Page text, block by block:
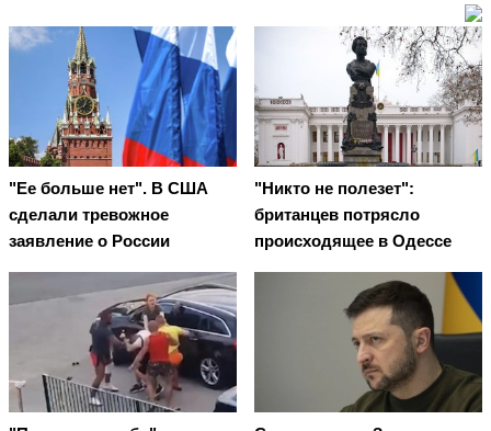
"Ее больше нет". В США
сделали тревожное
заявление о России
"Никто не полезет":
британцев потрясло
происходящее в Одессе